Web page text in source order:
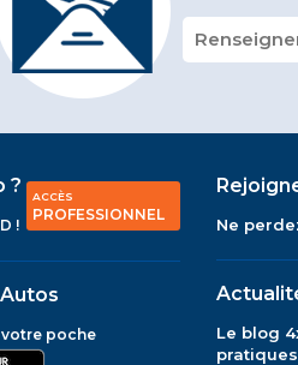
?
!
ACCÈS
PROFESSIONNEL
poche
Ne
Le blog